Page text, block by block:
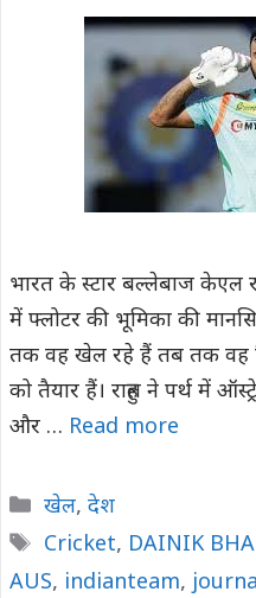
भारत के स्टार बल्लेबाज केएल
में फ्लोटर की भूमिका की
तक वह खेल रहे हैं तब तक वह
को तैयार हैं। राहुल ने पर्थ में
और … Read more
Categories
खेल, देश
Tags
Cricket, DAINIK
AUS, indianteam,